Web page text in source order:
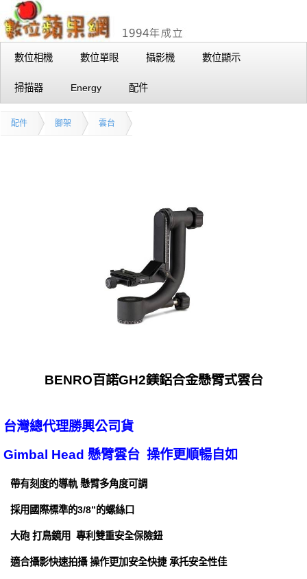
數位相機 數位單眼 攝影機 數位顯示
掃描器 Energy 配件
配件 腳架 雲台
BENRO百諾GH2鎂鋁合金懸臂式雲台
台灣總代理勝興公司貨
Gimbal Head 懸臂雲台 操作更順暢自如
帶有刻度的導軌 懸臂多角度可調
採用國際標準的3/8”的螺絲口
大砲 打鳥鏡用 專利雙重安全保險鈕
適合攝影快速拍攝 操作更加安全快捷 承托安全性佳